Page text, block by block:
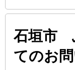
石垣市
てのお